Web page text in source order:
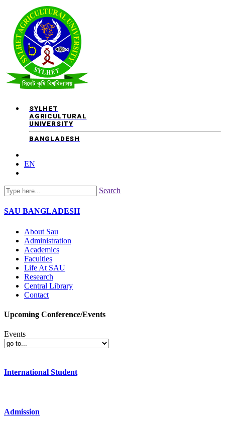
SYLHET
AGRICULTURAL
UNIVERSITY
BANGLADESH
EN
Search
SAU BANGLADESH
About Sau
Administration
Academics
Faculties
Life At SAU
Research
Central Library
Contact
Upcoming Conference/Events
Events
International Student
Admission